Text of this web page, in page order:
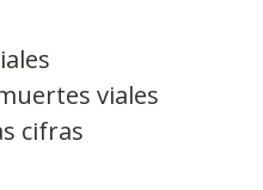
viales
cifras